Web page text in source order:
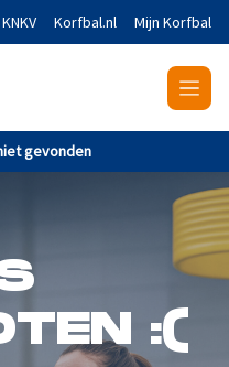
KNKV Korfbal.nl Mijn Korfbal
gevonden
:(